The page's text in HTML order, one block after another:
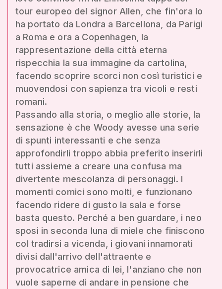
tour europeo del signor Allen, che fin'ora lo
ha portato da Londra a Barcellona, da Parigi
a Roma e ora a Copenhagen, la
rappresentazione della città eterna
rispecchia la sua immagine da cartolina,
facendo scoprire scorci non così turistici e
muovendosi con sapienza tra vicoli e resti
romani.
Passando alla storia, o meglio alle storie, la
sensazione è che Woody avesse una serie
di spunti interessanti e che senza
approfondirli troppo abbia preferito inserirli
tutti assieme a creare una confusa ma
divertente mescolanza di personaggi. I
momenti comici sono molti, e funzionano
facendo ridere di gusto la sala e forse
basta questo. Perché a ben guardare, i neo
sposi in seconda luna di miele che finiscono
col tradirsi a vicenda, i giovani innamorati
divisi dall'arrivo dell'attraente e
provocatrice amica di lei, l'anziano che non
vuole saperne di andare in pensione che